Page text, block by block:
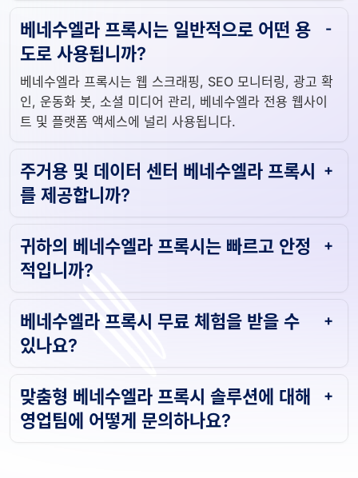
베네수엘라 프록시는 일반적으로 어떤 용
도로 사용됩니까?
베네수엘라 프록시는 웹 스크래핑, SEO 모니터링, 광고 확
인, 운동화 봇, 소셜 미디어 관리, 베네수엘라 전용 웹사이
트 및 플랫폼 액세스에 널리 사용됩니다.
주거용 및 데이터 센터 베네수엘라 프록시
를 제공합니까?
귀하의 베네수엘라 프록시는 빠르고 안정
적입니까?
베네수엘라 프록시 무료 체험을 받을 수
있나요?
맞춤형 베네수엘라 프록시 솔루션에 대해
영업팀에 어떻게 문의하나요?